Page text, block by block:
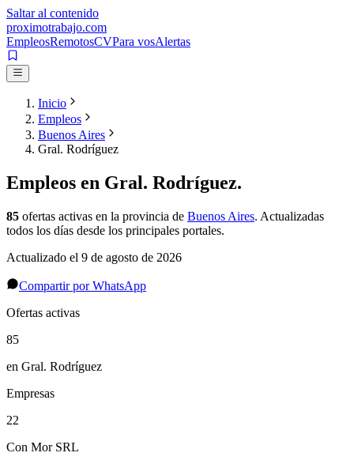
Saltar al contenido
proximotrabajo.com
EmpleosRemotosCVPara vosAlertas
Inicio
Empleos
Buenos Aires
Gral. Rodríguez
Empleos en Gral. Rodríguez.
85 ofertas activas en la provincia de Buenos Aires. Actualizadas
todos los días desde los principales portales.
Actualizado el 9 de agosto de 2026
Compartir por WhatsApp
Ofertas activas
85
en Gral. Rodríguez
Empresas
22
Con Mor SRL